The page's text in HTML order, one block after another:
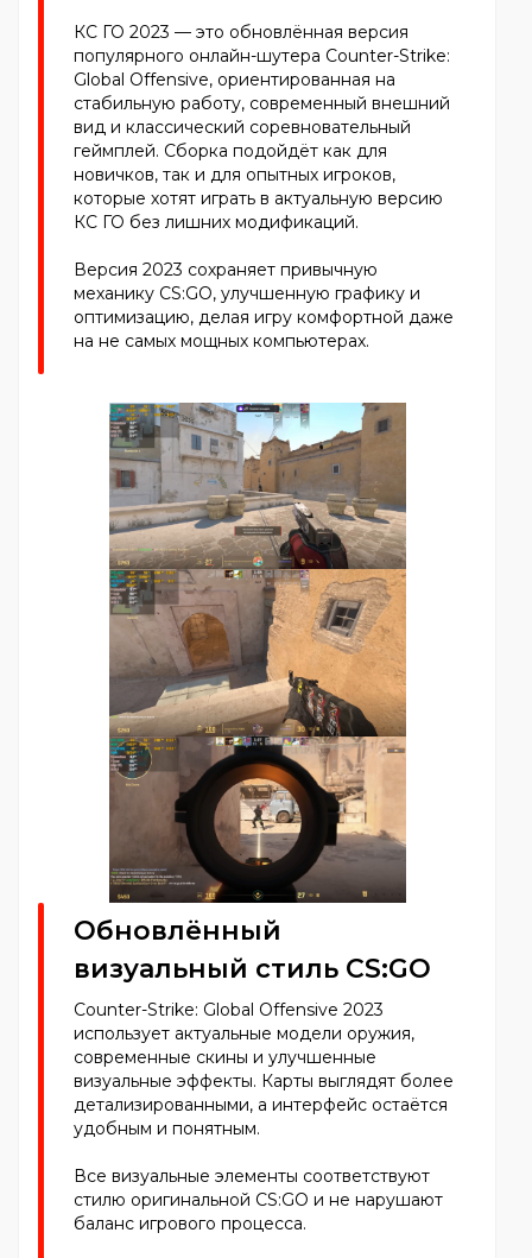
КС ГО 2023 — это обновлённая версия
популярного онлайн-шутера Counter-Strike:
Global Offensive, ориентированная на
стабильную работу, современный внешний
вид и классический соревновательный
геймплей. Сборка подойдёт как для
новичков, так и для опытных игроков,
которые хотят играть в актуальную версию
КС ГО без лишних модификаций.
Версия 2023 сохраняет привычную
механику CS:GO, улучшенную графику и
оптимизацию, делая игру комфортной даже
на не самых мощных компьютерах.
Обновлённый
визуальный стиль CS:GO
Counter-Strike: Global Offensive 2023
использует актуальные модели оружия,
современные скины и улучшенные
визуальные эффекты. Карты выглядят более
детализированными, а интерфейс остаётся
удобным и понятным.
Все визуальные элементы соответствуют
стилю оригинальной CS:GO и не нарушают
баланс игрового процесса.